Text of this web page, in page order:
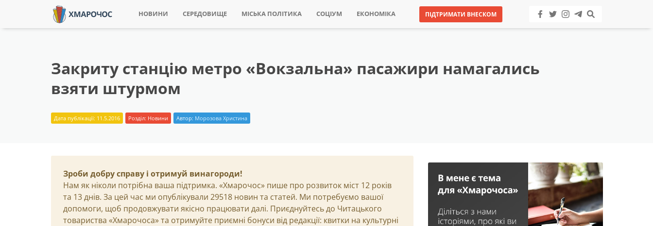
НОВИНИ СЕРЕДОВИЩЕ МІСЬКА ПОЛІТИКА СОЦІУМ ЕКОНОМІКА ПІДТРИМАТИ ВНЕСКОМ
Закриту станцію метро «Вокзальна» пасажири намагались
взяти штурмом
Дата публікації: 11.5.2016 Розділ: Новини Автор: Морозова Христина
Зроби добру справу і отримуй винагороди!
Нам як ніколи потрібна ваша підтримка. «Хмарочос» пише про розвиток міст 12 років
та 13 днів. За цей час ми опублікували 29518 новин та статей. Ми потребуємо вашої
допомоги, щоб продовжувати якісно працювати далі. Приєднуйтесь до Читацького
товариства «Хмарочоса» та отримуйте приємні бонуси від редакції: квитки на культурні